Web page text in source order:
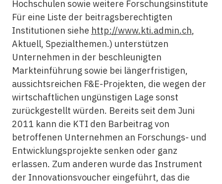
Hochschulen sowie weitere Forschungsinstitute
Für eine Liste der beitragsberechtigten
Institutionen siehe http://www.kti.admin.ch,
Aktuell, Spezialthemen.) unterstützen
Unternehmen in der beschleunigten
Markteinführung sowie bei längerfristigen,
aussichtsreichen F&E-Projekten, die wegen der
wirtschaftlichen ungünstigen Lage sonst
zurückgestellt würden. Bereits seit dem Juni
2011 kann die KTI den Barbeitrag von
betroffenen Unternehmen an Forschungs- und
Entwicklungsprojekte senken oder ganz
erlassen. Zum anderen wurde das Instrument
der Innovationsvoucher eingeführt, das die